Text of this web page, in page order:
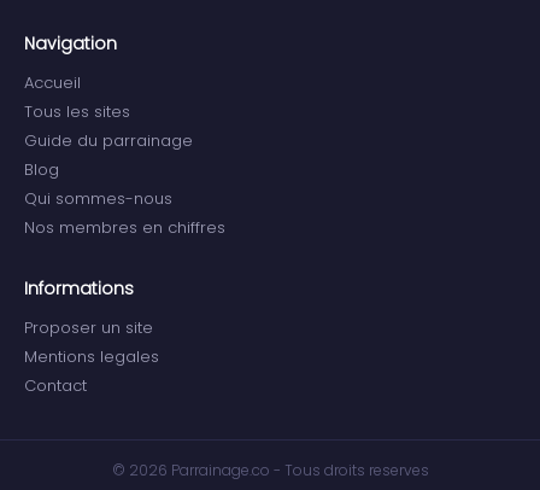
Navigation
Accueil
Tous les sites
Guide du parrainage
Blog
Qui sommes-nous
Nos membres en chiffres
Informations
Proposer un site
Mentions legales
Contact
© 2026 Parrainage.co - Tous droits reserves